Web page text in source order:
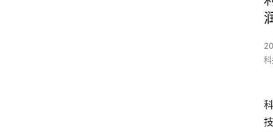
科
技